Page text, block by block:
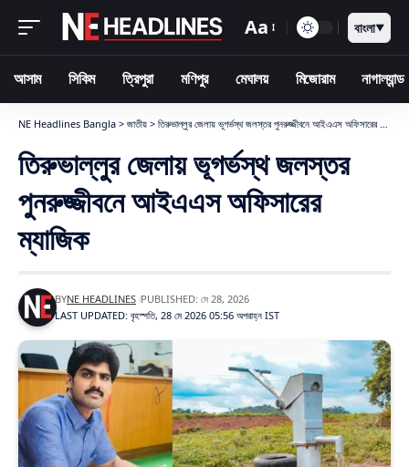
Aa বাংলা▼
আসাম সিকিম ত্রিপুরা মণিপুর মেঘালয় মিজোরাম নাগাল্যান্ড
NE Headlines Bangla > জাতীয় > তিরুভাল্লুর জেলায় ভূগর্ভস্থ জলস্তর পুনরুজ্জীবনে আইএএস অফিসারের ম্যাজিক
তিরুভাল্লুর জেলায় ভূগর্ভস্থ জলস্তর
পুনরুজ্জীবনে আইএএস অফিসারের
ম্যাজিক
LAST UPDATED: বৃহস্পতি, 28 মে 2026 05:56 অপরাহ্ন IST
BYNE HEADLINES PUBLISHED: মে 28, 2026